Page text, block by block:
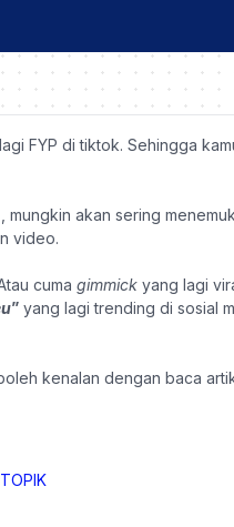
FYP di tiktok. Sehingga
mungkin akan sering
video.
cuma gimmick yang lagi
” yang lagi trending di sosial
boleh kenalan dengan baca